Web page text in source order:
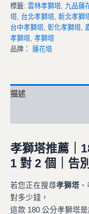
標籤: 雲林孝獅塔 九品蓮
塔 台北孝獅塔 新北孝獅
台中孝獅塔 彰化孝獅塔
孝獅塔 孝獅塔
品牌： 蓮花塔
描述
孝獅塔推薦｜
1 對 2 個｜告
若您正在搜尋孝獅塔
對多少錢，
這款 180 公分孝獅塔